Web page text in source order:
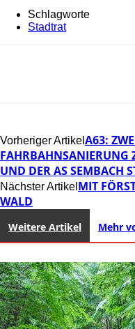
Schlagworte
Stadtrat
Vorheriger Artikel A63:
FAHRBAHNSANIERUNG
UND DER AS SEMBACH
Nächster Artikel MIT
WALD
Weitere Artikel Mehr
NEUER